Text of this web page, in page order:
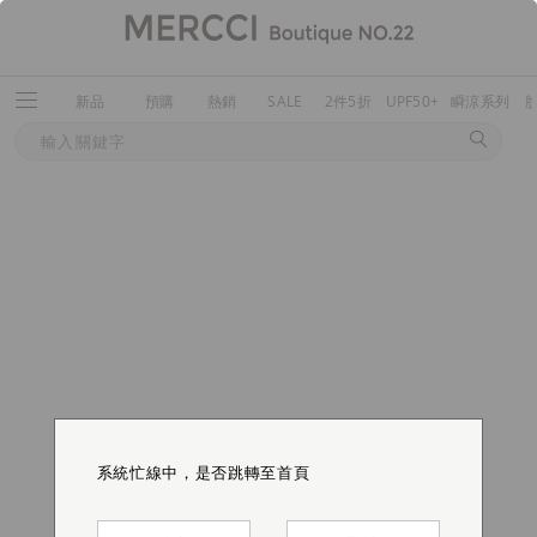
新品 預購 熱銷 SALE 2件5折 UPF50+ 瞬涼系列
系統忙線中，是否跳轉至首頁
系統忙線中，是否跳轉至首頁
系統忙線中，是否跳轉至首頁
系統忙線中，是否跳轉至首頁
系統忙線中，是否跳轉至首頁